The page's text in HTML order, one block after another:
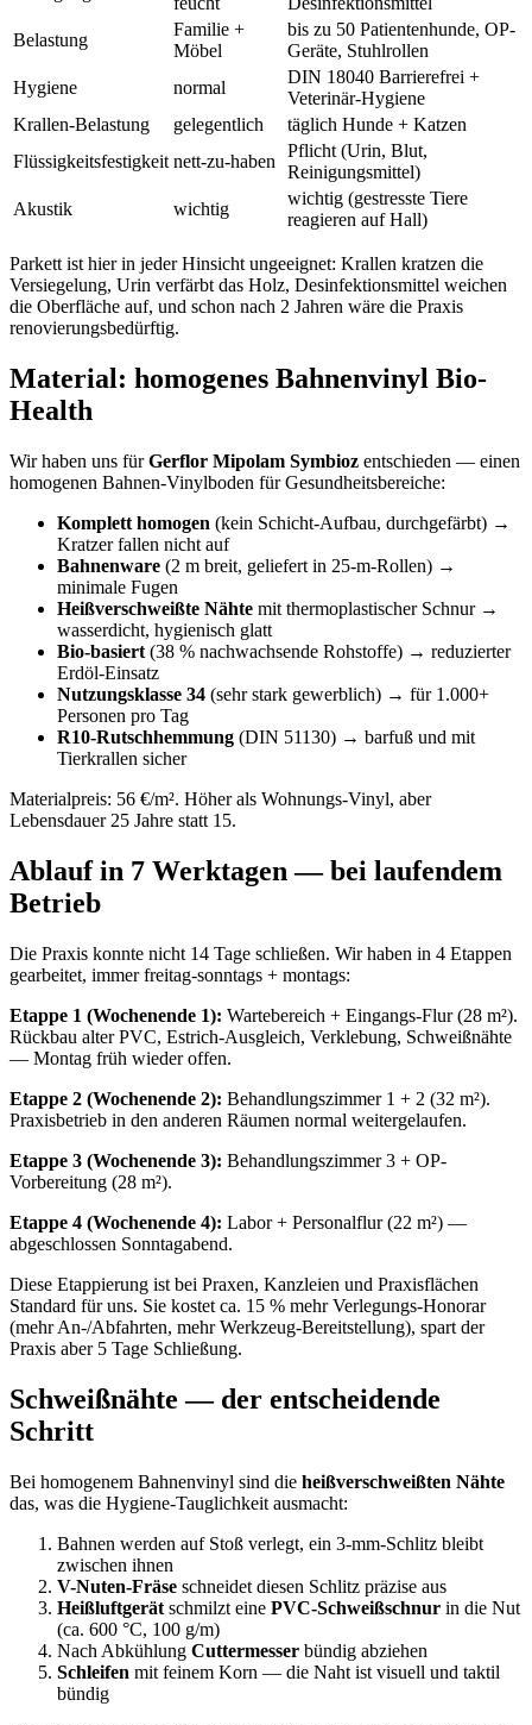
Belastung
Familie +
Möbel
bis zu 50 Patientenhunde, OP-
Geräte, Stuhlrollen
Hygiene
normal
DIN 18040 Barrierefrei +
Veterinär-Hygiene
Krallen-Belastung
gelegentlich
täglich Hunde + Katzen
Flüssigkeitsfestigkeit nett-zu-haben
Pflicht (Urin, Blut,
Reinigungsmittel)
Akustik
wichtig
wichtig (gestresste Tiere
reagieren auf Hall)
Parkett ist hier in jeder Hinsicht ungeeignet: Krallen kratzen die
Versiegelung, Urin verfärbt das Holz, Desinfektionsmittel weichen
die Oberfläche auf, und schon nach 2 Jahren wäre die Praxis
renovierungsbedürftig.
Material: homogenes Bahnenvinyl Bio-
Health
Wir haben uns fürGerflor Mipolam Symbioz entschieden — einen
homogenen Bahnen-Vinylboden für Gesundheitsbereiche:
Komplett homogen (kein Schicht-Aufbau, durchgefärbt) →
Kratzer fallen nicht auf
Bahnenware (2 m breit, geliefert in 25-m-Rollen) →
minimale Fugen
Heißverschweißte Nähte mit thermoplastischer Schnur →
wasserdicht, hygienisch glatt
Bio-basiert (38 % nachwachsende Rohstoffe) → reduzierter
Erdöl-Einsatz
Nutzungsklasse 34 (sehr stark gewerblich) → für 1.000+
Personen pro Tag
R10-Rutschhemmung (DIN 51130) → barfuß und mit
Tierkrallen sicher
Materialpreis: 56 €/m². Höher als Wohnungs-Vinyl, aber
Lebensdauer 25 Jahre statt 15.
Ablauf in 7 Werktagen — bei laufendem
Betrieb
Die Praxis konnte nicht 14 Tage schließen. Wir haben in 4 Etappen
gearbeitet, immer freitag-sonntags + montags:
Etappe 1 (Wochenende 1): Wartebereich + Eingangs-Flur (28 m²).
Rückbau alter PVC, Estrich-Ausgleich, Verklebung, Schweißnähte
— Montag früh wieder offen.
Etappe 2 (Wochenende 2): Behandlungszimmer 1 + 2 (32 m²).
Praxisbetrieb in den anderen Räumen normal weitergelaufen.
Etappe 3 (Wochenende 3): Behandlungszimmer 3 + OP-
Vorbereitung (28 m²).
Etappe 4 (Wochenende 4): Labor + Personalflur (22 m²) —
abgeschlossen Sonntagabend.
Diese Etappierung ist bei Praxen, Kanzleien und Praxisflächen
Standard für uns. Sie kostet ca. 15 % mehr Verlegungs-Honorar
(mehr An-/Abfahrten, mehr Werkzeug-Bereitstellung), spart der
Praxis aber 5 Tage Schließung.
Schweißnähte — der entscheidende
Schritt
Bei homogenem Bahnenvinyl sind die heißverschweißten Nähte
das, was die Hygiene-Tauglichkeit ausmacht:
Bahnen werden auf Stoß verlegt, ein 3-mm-Schlitz bleibt
zwischen ihnen
V-Nuten-Fräse schneidet diesen Schlitz präzise aus
Heißluftgerät schmilzt eine PVC-Schweißschnur in die Nut
(ca. 600 °C, 100 g/m)
Nach Abkühlung Cuttermesser bündig abziehen
Schleifen mit feinem Korn — die Naht ist visuell und taktil
bündig